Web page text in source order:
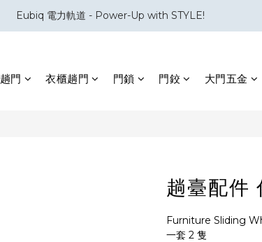
會員積分換領百佳 HK$50 購物禮券
Eubiq 電力軌道 - Power-Up with STYLE!
趟門 衣櫃趟門 門鎖 門鉸 大門五金
趟臺配件
Furniture Sliding
一套 2 隻